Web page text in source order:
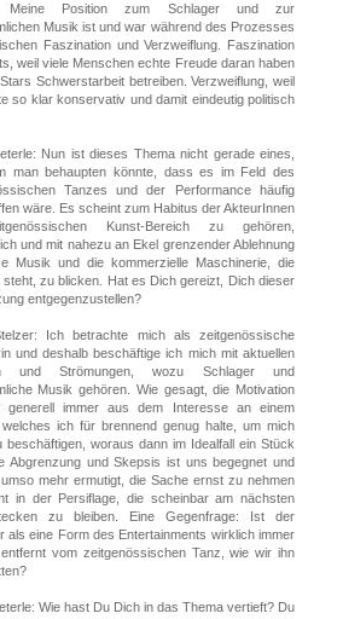
Meine Position zum Schlager und zur
Musik ist und war während des Prozesses
Faszination und Verzweiflung. Faszination
weil viele Menschen echte Freude daran haben
Schwerstarbeit betreiben. Verzweiflung, weil
so klar konservativ und damit eindeutig politisch
Nun ist dieses Thema nicht gerade eines,
man behaupten könnte, dass es im Feld des
Tanzes und der Performance häufig
wäre. Es scheint zum Habitus der AkteurInnen
Kunst-Bereich zu gehören,
und mit nahezu an Ekel grenzender Ablehnung
Musik und die kommerzielle Maschinerie, die
steht, zu blicken. Hat es Dich gereizt, Dich dieser
entgegenzustellen?
Ich betrachte mich als zeitgenössische
und deshalb beschäftige ich mich mit aktuellen
und Strömungen, wozu Schlager und
Musik gehören. Wie gesagt, die Motivation
generell immer aus dem Interesse an einem
welches ich für brennend genug halte, um mich
beschäftigen, woraus dann im Idealfall ein Stück
Abgrenzung und Skepsis ist uns begegnet und
mehr ermutigt, die Sache ernst zu nehmen
in der Persiflage, die scheinbar am nächsten
zu bleiben. Eine Gegenfrage: Ist der
als eine Form des Entertainments wirklich immer
vom zeitgenössischen Tanz, wie wir ihn
Wie hast Du Dich in das Thema vertieft? Du